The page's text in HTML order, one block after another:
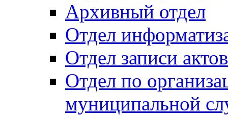
Архивный отдел
Отдел
Отдел записи
Отдел по
муниципальной